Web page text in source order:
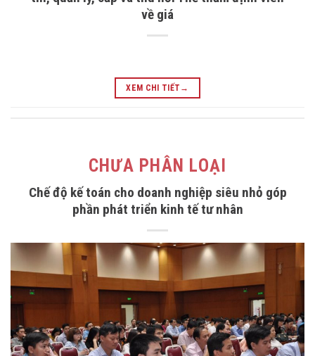
về giá
XEM CHI TIẾT →
CHƯA PHÂN LOẠI
Chế độ kế toán cho doanh nghiệp siêu nhỏ góp
phần phát triển kinh tế tư nhân